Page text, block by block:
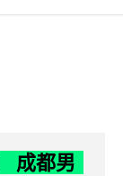
成都男